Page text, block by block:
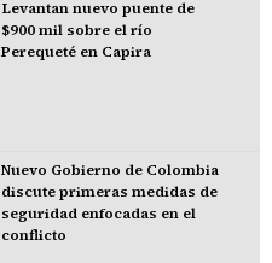
Levantan nuevo puente de
$900 mil sobre el río
Perequeté en Capira
Nuevo Gobierno de Colombia
discute primeras medidas de
seguridad enfocadas en el
conflicto